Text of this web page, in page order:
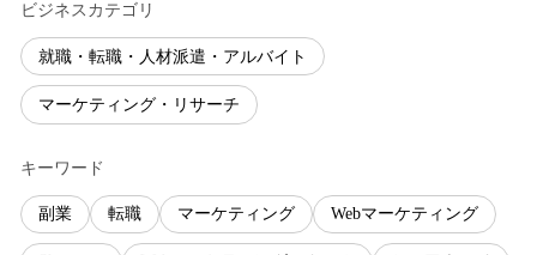
ビジネスカテゴリ
就職・転職・人材派遣・アルバイト
マーケティング・リサーチ
キーワード
副業 転職 マーケティング Webマーケティング